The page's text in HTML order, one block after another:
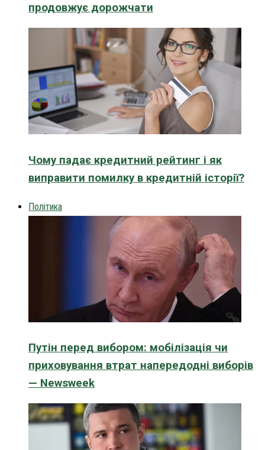
продовжує дорожчати
Чому падає кредитний рейтинг і як
виправити помилку в кредитній історії?
Політика
Путін перед вибором: мобілізація чи
приховування втрат напередодні виборів
— Newsweek